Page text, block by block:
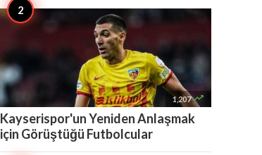
1,207 
Kayserispor'un Yeniden Anlaşmak
için Görüştüğü Futbolcular